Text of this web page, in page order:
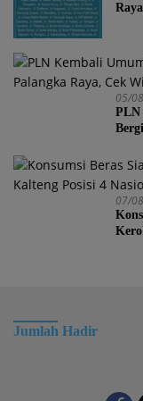
05/
PLN
07/
Jumlah Hadir